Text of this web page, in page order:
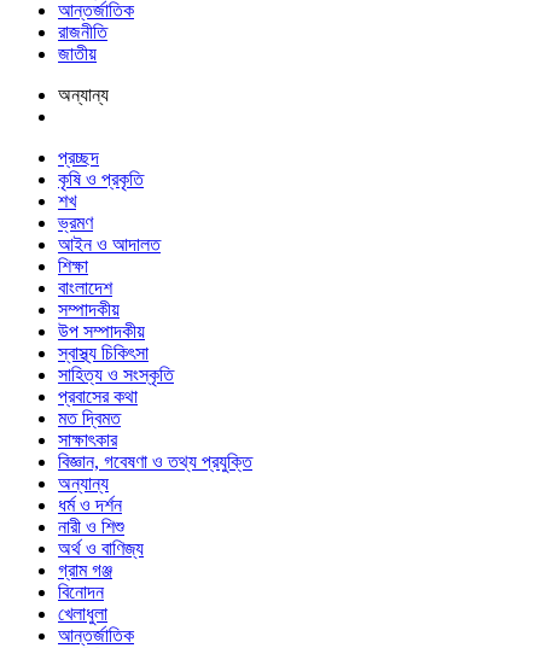
আন্তর্জাতিক
রাজনীতি
জাতীয়
অন্যান্য
প্রচ্ছদ
কৃষি ও প্রকৃতি
শখ
ভ্রমণ
আইন ও আদালত
শিক্ষা
বাংলাদেশ
সম্পাদকীয়
উপ সম্পাদকীয়
স্বাস্থ্য চিকিৎসা
সাহিত্য ও সংস্কৃতি
প্রবাসের কথা
মত দ্বিমত
সাক্ষাৎকার
বিজ্ঞান, গবেষণা ও তথ্য প্রযুক্তি
অন্যান্য
ধর্ম ও দর্শন
নারী ও শিশু
অর্থ ও বাণিজ্য
গ্রাম গঞ্জ
বিনোদন
খেলাধুলা
আন্তর্জাতিক